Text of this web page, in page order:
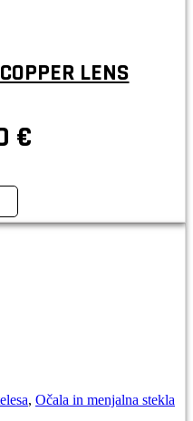
LENS
€
, Očala in menjalna stekla